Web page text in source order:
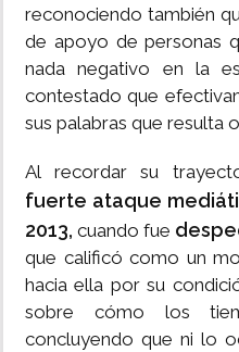
reconociendo también
de apoyo de personas
nada negativo en la
contestado que
sus palabras que resulta
Al recordar su
fuerte ataque
2013, cuando fue
que calificó como un
hacia ella por su
sobre cómo los
concluyendo que ni lo